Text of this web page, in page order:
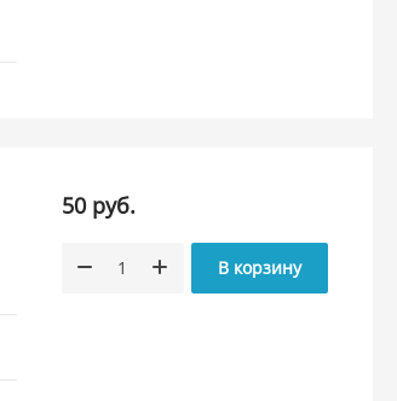
50 руб.
В корзину